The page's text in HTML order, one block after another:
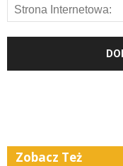
Zobacz Też